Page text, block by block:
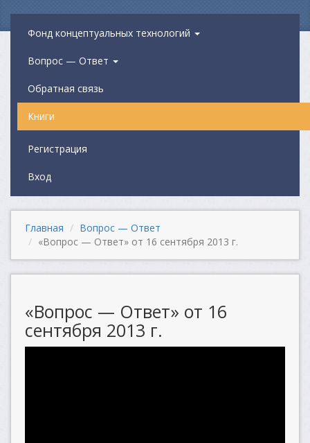
Фонд концептуальных технологий
Вопрос — Ответ
Обратная связь
Книги
Регистрация
Вход
Главная
Вопрос — Ответ
«Вопрос — Ответ» от 16 сентября 2013 г.
«Вопрос — Ответ» от 16
сентября 2013 г.